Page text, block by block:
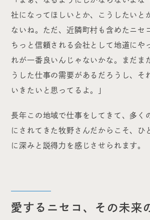
社になってほしいとか、こうしたいと
ないね。ただ、近隣町村も含めたニセ
ちっと信頼される会社として地道にや
れが一番良いんじゃないかな。まだま
うした仕事の需要があるだろうし、そ
いきたいと思ってるよ。」
長年この地域で仕事をしてきて、多く
にされてきた牧野さんだからこそ、ひ
に深みと説得力を感じさせられます。
愛するニセコ、その未来